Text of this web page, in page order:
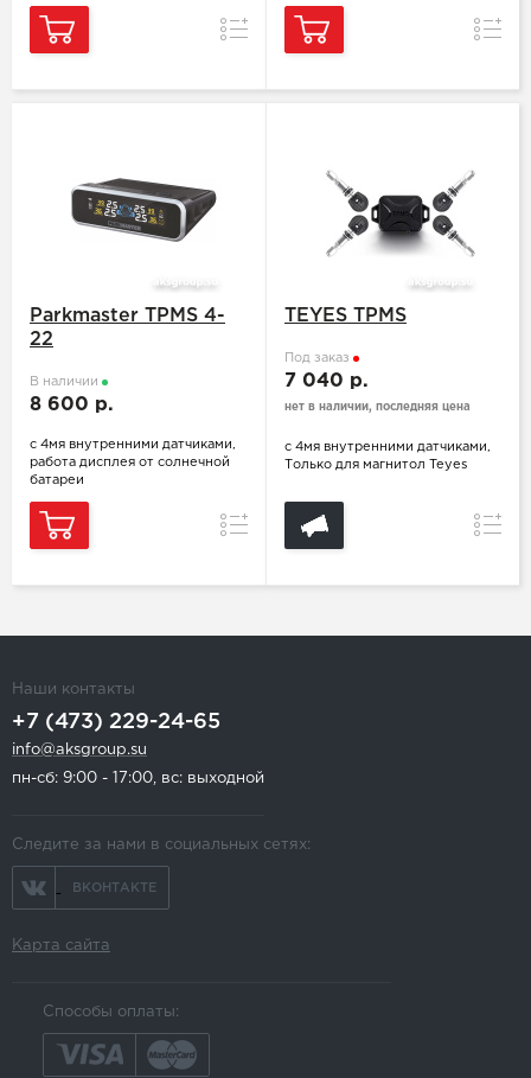
Сравнение
Parkmaster TPMS 4-
22
В наличии
8 600 р.
с 4мя внутренними датчиками,
работа дисплея от солнечной
батареи
Сравнение
TEYES TPMS
Под заказ
7 040 р.
нет в наличии, последняя цена
с 4мя внутренними датчиками,
Только для магнитол Teyes
Наши контакты
+7 (473) 229-24-65
info@aksgroup.su
пн-сб: 9:00 - 17:00, вс: выходной
Следите за нами в социальных сетях:
ВКОНТАКТЕ
Карта сайта
Способы оплаты: